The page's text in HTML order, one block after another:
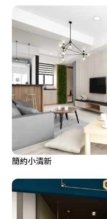
簡約小清新